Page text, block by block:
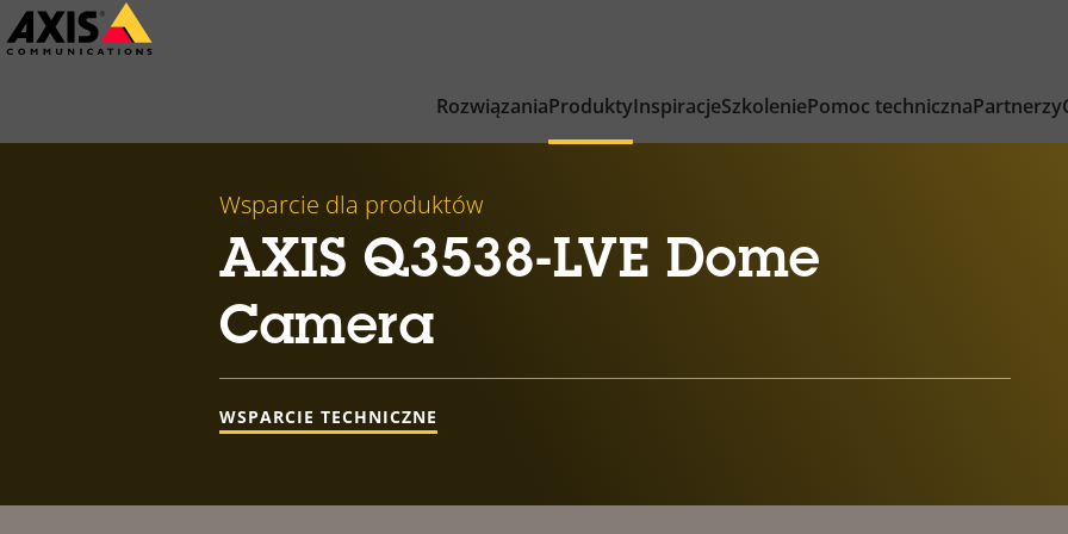
Przejdź
do
RozwiązaniaProduktyInspiracjeSzkoleniePomoc technicznaPartnerzy
Wsparcie dla produktów
AXIS Q3538-LVE Dome
Camera
WSPARCIE TECHNICZNE